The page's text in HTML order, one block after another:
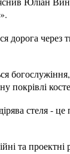
дорога через
богослужіння,
покрівлі
стеля - це
та проектні